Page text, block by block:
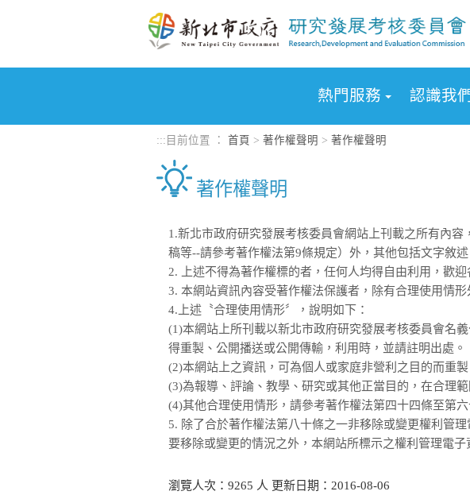
熱門服務 認識我們
::: 目前位置 ： 首頁 > 著作權聲明 > 著作權聲明
著作權聲明
1.新北市政府研究發展考核委員會網站上刊載之所有內
稿等--請參考著作權法第9條規定）外，其他包括文字敘
2. 上述不得為著作權標的者，任何人均得自由利用，歡迎
3. 本網站資訊內容受著作權法保護者，除有合理使用情
4.上述〝合理使用情形〞，說明如下：
(1)本網站上所刊載以新北市政府研究發展考核委員會名
得重製、公開播送或公開傳輸，利用時，並請註明出處。
(2)本網站上之資訊，可為個人或家庭非營利之目的而重製
(3)為報導、評論、教學、研究或其他正當目的，在合理
(4)其他合理使用情形，請參考著作權法第四十四條至第六
5. 除了合於著作權法第八十條之一非移除或變更權利管
要移除或變更的情況之外，本網站所標示之權利管理電
瀏覽人次：9265 人 更新日期：2016-08-06